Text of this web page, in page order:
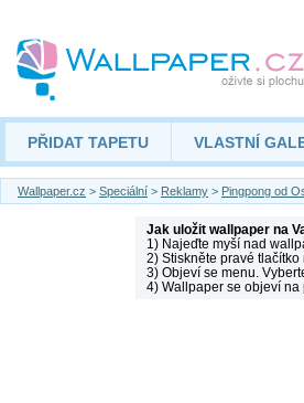
PŘIDAT TAPETU VLASTNÍ
Wallpaper.cz > Speciální > Reklamy > Pingpong od
Jak uložit wallpaper na
1) Najeďte myší nad
2) Stiskněte pravé tlačítko
3) Objeví se menu.
4) Wallpaper se objeví